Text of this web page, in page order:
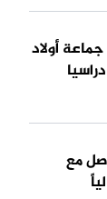
أولاد
مع